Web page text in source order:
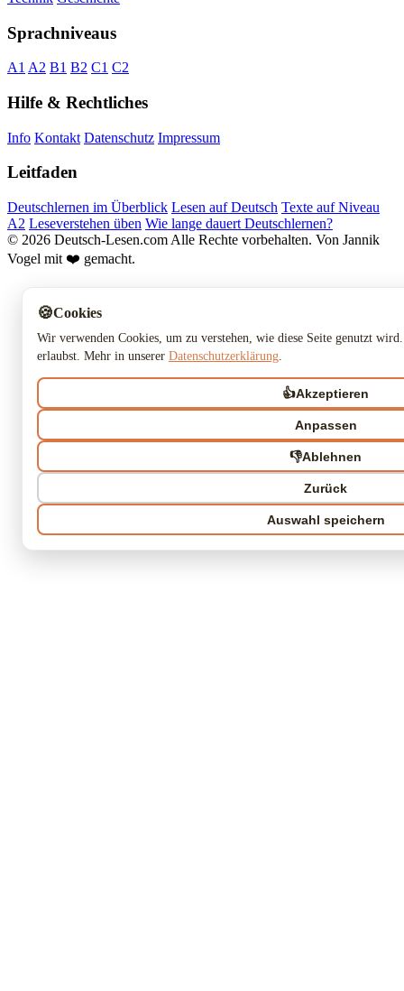
Sprachniveaus
A1 A2 B1 B2 C1 C2
Hilfe & Rechtliches
Info Kontakt Datenschutz Impressum
Leitfaden
Deutschlernen im Überblick Lesen auf Deutsch Texte auf Niveau
A2 Leseverstehen üben Wie lange dauert Deutschlernen?
© 2026 Deutsch-Lesen.com Alle Rechte vorbehalten. Von Jannik
Vogel mit ❤️ gemacht.
🍪Cookies
Wir verwenden Cookies, um zu verstehen, wie diese Seite genutzt
erlaubst. Mehr in unserer Datenschutzerklärung
👍Akzeptieren
Anpassen
👎Ablehnen
Zurück
Auswahl speichern